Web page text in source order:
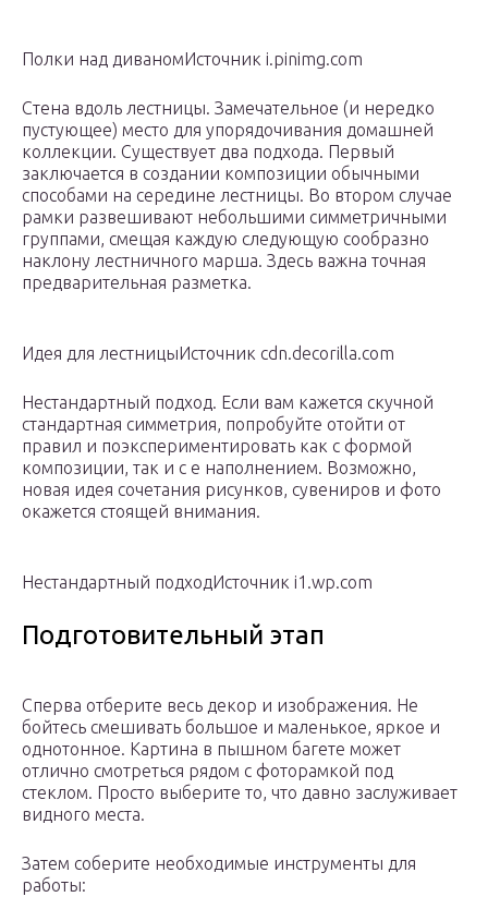
Полки над диваномИсточник i.pinimg.com
Стена вдоль лестницы. Замечательное (и нередко
пустующее) место для упорядочивания домашней
коллекции. Существует два подхода. Первый
заключается в создании композиции обычными
способами на середине лестницы. Во втором случае
рамки развешивают небольшими симметричными
группами, смещая каждую следующую сообразно
наклону лестничного марша. Здесь важна точная
предварительная разметка.
Идея для лестницыИсточник cdn.decorilla.com
Нестандартный подход. Если вам кажется скучной
стандартная симметрия, попробуйте отойти от
правил и поэкспериментировать как с формой
композиции, так и с е наполнением. Возможно,
новая идея сочетания рисунков, сувениров и фото
окажется стоящей внимания.
Нестандартный подходИсточник i1.wp.com
Подготовительный этап
Сперва отберите весь декор и изображения. Не
бойтесь смешивать большое и маленькое, яркое и
однотонное. Картина в пышном багете может
отлично смотреться рядом с фоторамкой под
стеклом. Просто выберите то, что давно заслуживает
видного места.
Затем соберите необходимые инструменты для
работы: